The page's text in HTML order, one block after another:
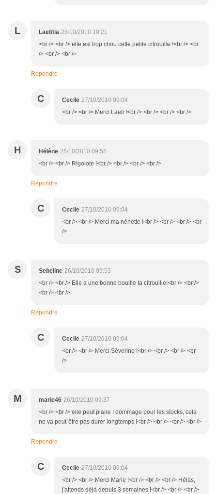
L Laetitia 26/10/2010 10:21
<br /> <br /> elle est trop chou cette petite citrouille !<br /> <br
/> <br /> <br />
Répondre
C Cecile 27/10/2010 09:04
<br /> <br /> Merci Laeti !<br /> <br /> <br /> <br />
H Hélène 26/10/2010 09:55
<br /> <br /> Rigolote !<br /> <br /> <br /> <br />
Répondre
C Cecile 27/10/2010 09:04
<br /> <br /> Merci ma nénette !<br /> <br /> <br /> <br
/>
S Sebeline 26/10/2010 09:53
<br /> <br /> Elle a une bonne bouille ta citrouille!<br /> <br />
<br /> <br />
Répondre
C Cecile 27/10/2010 09:04
<br /> <br /> Merci Séverine !<br /> <br /> <br /> <br
/>
M marie46 26/10/2010 09:37
<br /> <br /> elle peut plaire ! dommage pour les stocks, cela
ne va peut-être pas durer longtemps !<br /> <br /> <br /> <br />
Répondre
C Cecile 27/10/2010 09:04
<br /> <br /> Merci Marie !<br /> <br /> <br /> Hélas,
j'attends déjà depuis 3 semaines !<br /> <br /> <br />